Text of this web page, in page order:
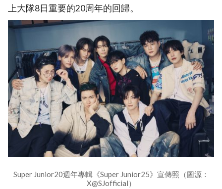
上大隊8日重要的20周年的回歸。
Super Junior20週年專輯《Super Junior25》宣傳照（圖源：
X@SJofficial）